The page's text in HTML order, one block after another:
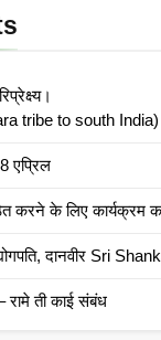
tribe to south India)
एप्रिल
करने के लिए
दानवीर Sri
रामे ती काई संबंध